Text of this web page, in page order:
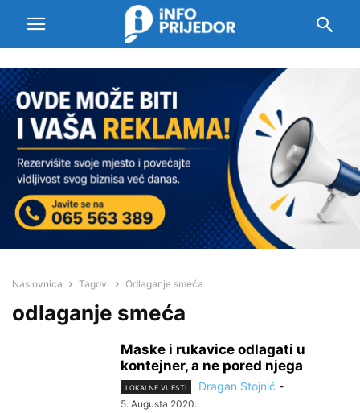
Naslovnica Tagovi Odlaganje smeća
odlaganje smeća
Maske i rukavice odlagati u
kontejner, a ne pored njega
LOKALNE VIJESTI Dragan Stojnić -
5. Augusta 2020.